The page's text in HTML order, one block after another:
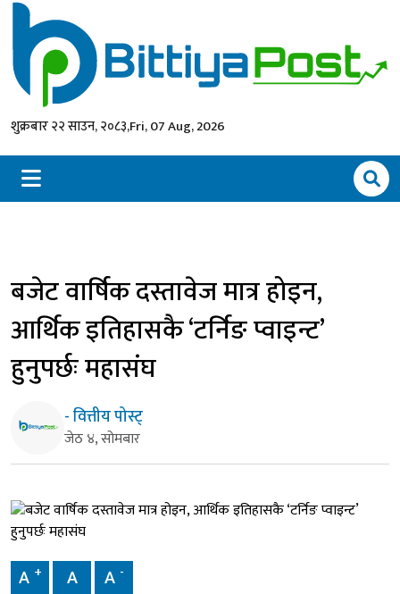
शुक्रबार २२ साउन, २०८३,Fri, 07 Aug, 2026
बजेट वार्षिक दस्तावेज मात्र होइन,
आर्थिक इतिहासकै ‘टर्निङ प्वाइन्ट’
हुनुपर्छः महासंघ
- वित्तीय पोस्ट्
जेठ ४, सोमबार
A + A A -